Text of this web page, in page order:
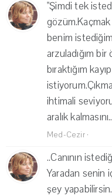
"Şimdi tek
benim
arzuladığım
bıraktığım
ihtimali
aralık
Med-Cezir·
..Canının
Yaradan senin
şey